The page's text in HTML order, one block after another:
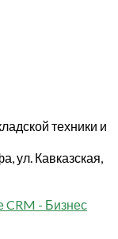
техники и
ул. Кавказская,
CRM - Бизнес